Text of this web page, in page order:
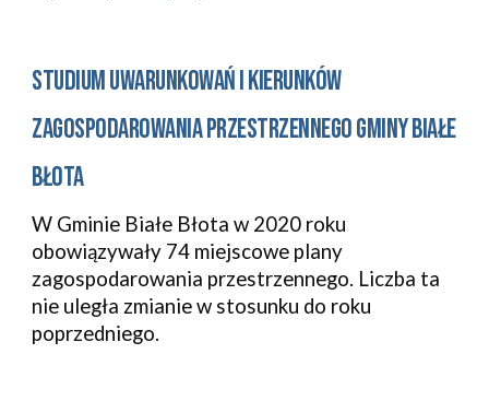
STUDIUM UWARUNKOWAŃ I KIERUNKÓW
ZAGOSPODAROWANIA PRZESTRZENNEGO GMINY BIAŁE
BŁOTA
W Gminie Białe Błota w 2020 roku
obowiązywały 74 miejscowe plany
zagospodarowania przestrzennego. Liczba ta
nie uległa zmianie w stosunku do roku
poprzedniego.